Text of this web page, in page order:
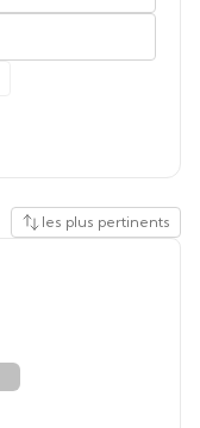
les plus pertinents